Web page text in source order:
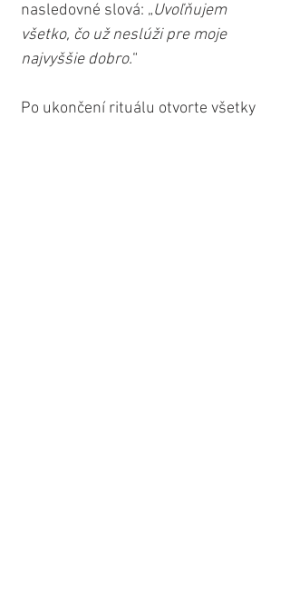
nasledovné slová: „Uvoľňujem
všetko, čo už neslúži pre moje
najvyššie dobro.“
Po ukončení rituálu otvorte všetky